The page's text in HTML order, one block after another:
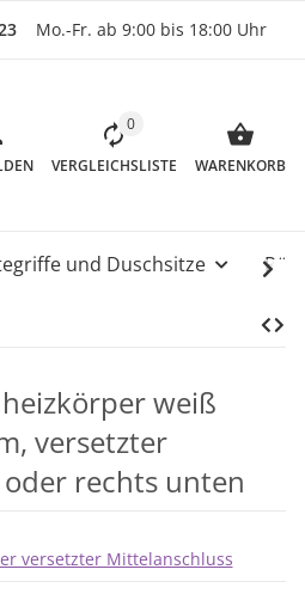
Mo.-Fr. ab 9:00 bis 18:00 Uhr
0
VERGLEICHSLISTE WARENKORB
und Duschsitze
weiß
versetzter
rechts unten
versetzter Mittelanschluss